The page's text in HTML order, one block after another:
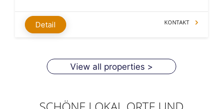
Detail KONTAKT
View all properties >